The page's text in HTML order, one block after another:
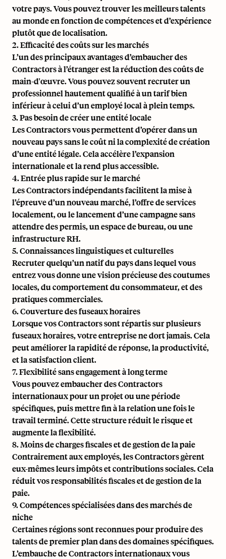
votre pays. Vous pouvez trouver les meilleurs talents
au monde en fonction de compétences et d’expérience
plutôt que de localisation.
2. Efficacité des coûts sur les marchés
L’un des principaux avantages d’embaucher des
Contractors à l’étranger est la réduction des coûts de
main-d'œuvre. Vous pouvez souvent recruter un
professionnel hautement qualifié à un tarif bien
inférieur à celui d’un employé local à plein temps.
3. Pas besoin de créer une entité locale
Les Contractors vous permettent d’opérer dans un
nouveau pays sans le coût ni la complexité de création
d’une entité légale. Cela accélère l’expansion
internationale et la rend plus accessible.
4. Entrée plus rapide sur le marché
Les Contractors indépendants facilitent la mise à
l’épreuve d’un nouveau marché, l’offre de services
localement, ou le lancement d’une campagne sans
attendre des permis, un espace de bureau, ou une
infrastructure RH.
5. Connaissances linguistiques et culturelles
Recruter quelqu’un natif du pays dans lequel vous
entrez vous donne une vision précieuse des coutumes
locales, du comportement du consommateur, et des
pratiques commerciales.
6. Couverture des fuseaux horaires
Lorsque vos Contractors sont répartis sur plusieurs
fuseaux horaires, votre entreprise ne dort jamais. Cela
peut améliorer la rapidité de réponse, la productivité,
et la satisfaction client.
7. Flexibilité sans engagement à long terme
Vous pouvez embaucher des Contractors
internationaux pour un projet ou une période
spécifiques, puis mettre fin à la relation une fois le
travail terminé. Cette structure réduit le risque et
augmente la flexibilité.
8. Moins de charges fiscales et de gestion de la paie
Contrairement aux employés, les Contractors gèrent
eux-mêmes leurs impôts et contributions sociales. Cela
réduit vos responsabilités fiscales et de gestion de la
paie.
9. Compétences spécialisées dans des marchés de
niche
Certaines régions sont reconnues pour produire des
talents de premier plan dans des domaines spécifiques.
L’embauche de Contractors internationaux vous